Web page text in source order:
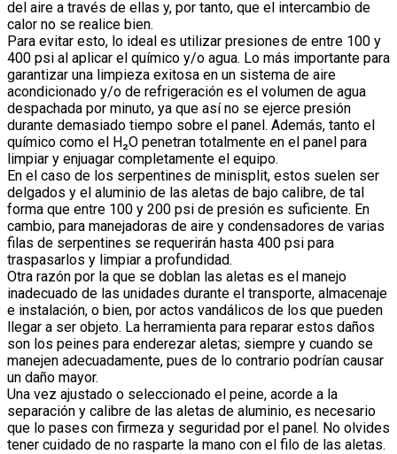
del aire a través de ellas y, por tanto, que el intercambio de
calor no se realice bien.
Para evitar esto, lo ideal es utilizar presiones de entre 100 y
400 psi al aplicar el químico y/o agua. Lo más importante para
garantizar una limpieza exitosa en un sistema de aire
acondicionado y/o de refrigeración es el volumen de agua
despachada por minuto, ya que así no se ejerce presión
durante demasiado tiempo sobre el panel. Además, tanto el
químico como el H₂O penetran totalmente en el panel para
limpiar y enjuagar completamente el equipo.
En el caso de los serpentines de minisplit, estos suelen ser
delgados y el aluminio de las aletas de bajo calibre, de tal
forma que entre 100 y 200 psi de presión es suficiente. En
cambio, para manejadoras de aire y condensadores de varias
filas de serpentines se requerirán hasta 400 psi para
traspasarlos y limpiar a profundidad.
Otra razón por la que se doblan las aletas es el manejo
inadecuado de las unidades durante el transporte, almacenaje
e instalación, o bien, por actos vandálicos de los que pueden
llegar a ser objeto. La herramienta para reparar estos daños
son los peines para enderezar aletas; siempre y cuando se
manejen adecuadamente, pues de lo contrario podrían causar
un daño mayor.
Una vez ajustado o seleccionado el peine, acorde a la
separación y calibre de las aletas de aluminio, es necesario
que lo pases con firmeza y seguridad por el panel. No olvides
tener cuidado de no rasparte la mano con el filo de las aletas.